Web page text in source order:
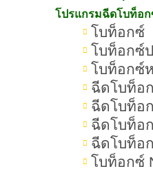
โปรแกรมฉีดโบท็อ
โบท็อกซ์
โบท็อกซ์
โบท็อกซ์
ฉีดโบท็อ
ฉีดโบท็อ
ฉีดโบท็อ
ฉีดโบท็อ
โบท็อกซ์
Romrawin New Gen